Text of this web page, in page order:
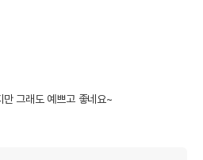
그래도 예쁘고 좋네요~